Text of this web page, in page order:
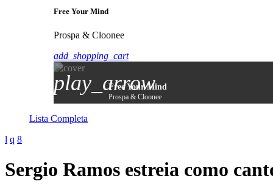
Free Your Mind
Prospa & Cloonee
add_shopping_cart
play_arrow
Free Your Mind
Prospa & Cloonee
Lista Completa
Sergio Ramos estreia como